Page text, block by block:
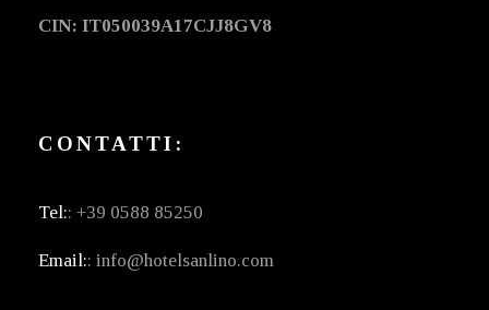
CIN: IT050039A17CJJ8GV8
CONTATTI:
Tel:: +39 0588 85250
Email:: info@hotelsanlino.com